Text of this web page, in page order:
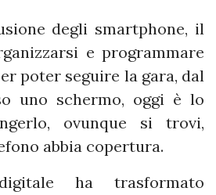
degli smartphone, il
e programmare
poter seguire la gara, dal
uno schermo, oggi è lo
ovunque si trovi,
abbia copertura.
ha trasformato